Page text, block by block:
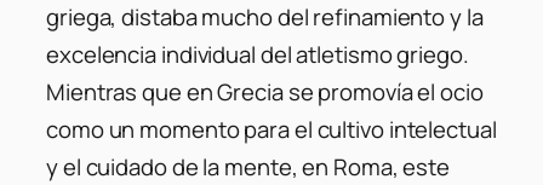
griega, distaba mucho del refinamiento y la
excelencia individual del atletismo griego.
Mientras que en Grecia se promovía el ocio
como un momento para el cultivo intelectual
y el cuidado de la mente, en Roma, este